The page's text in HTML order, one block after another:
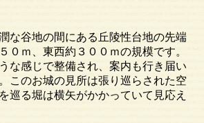
な谷地の間にある丘陵性台地の先端
０ｍ、東西約３００ｍの規模です。
な感じで整備され、案内も行き届い
このお城の見所は張り巡らされた空
巡る堀は横矢がかかっていて見応え